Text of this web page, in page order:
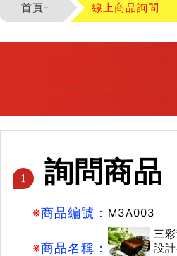
首頁- 線上商品詢問
1 詢問商品
※商品編號： M3A003
※商品名稱：
三
設